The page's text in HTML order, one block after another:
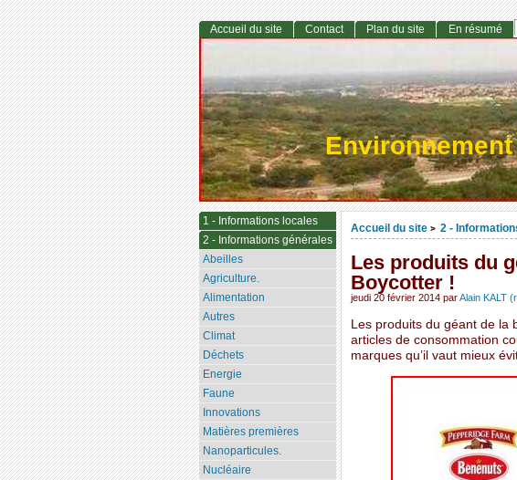
Accueil du site > 2 -
Les produits du
Boycotter !
jeudi 20 février 2014 parAlain KALT
Les produits du géant de la
articles de consommation
marques qu’il vaut mieux
Accueil du site Contact Plan du site En résumé
1 - Informations locales
2 - Informations générales
Abeilles
Agriculture.
Alimentation
Autres
Climat
Déchets
Energie
Faune
Innovations
Matières premières
Nanoparticules.
Nucléaire